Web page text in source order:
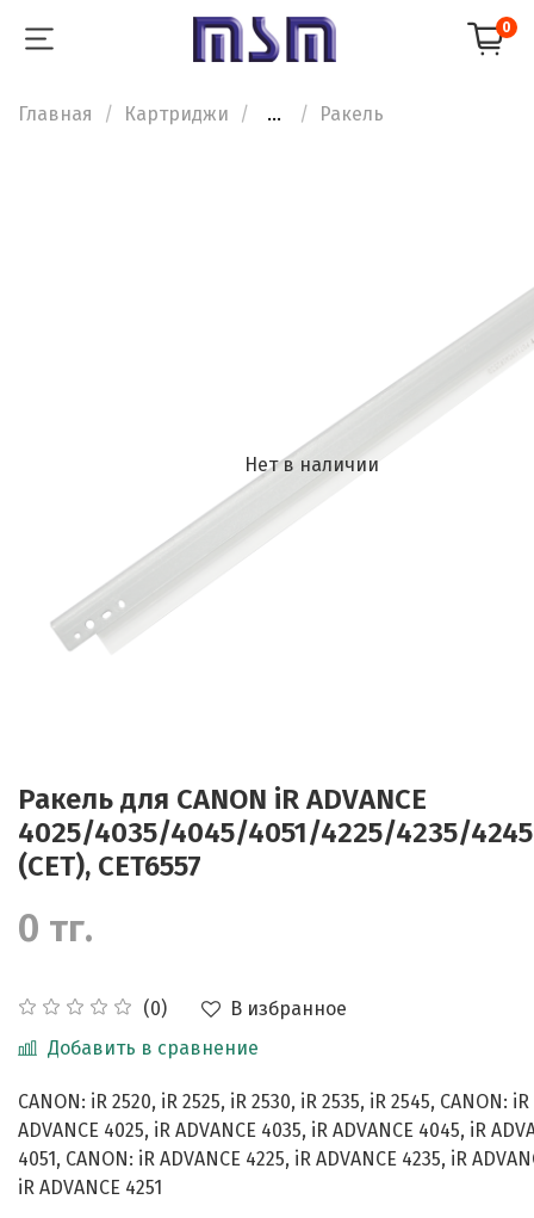
0
Главная Картриджи ... Ракель
Нет в наличии
Ракель для CANON iR ADVANCE
4025/4035/4045/4051/4225/4235/
(CET), CET6557
(0)
В избранное
Добавить в сравнение
0 тг.
CANON: iR 2520, iR 2525, iR 2530, iR 2535, iR 2545, CANON: iR
ADVANCE 4025, iR ADVANCE 4035, iR ADVANCE 4045, iR
4051, CANON: iR ADVANCE 4225, iR ADVANCE 4235, iR
iR ADVANCE 4251